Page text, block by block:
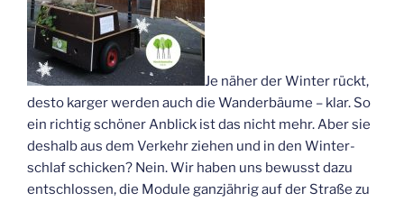
Je näher der Win­ter rückt,
des­to kar­ger wer­den auch die Wan­der­bäu­me – klar. So
ein rich­tig schö­ner Anblick ist das nicht mehr. Aber sie
des­halb aus dem Ver­kehr zie­hen und in den Win­ter­
schlaf schi­cken? Nein. Wir haben uns bewusst dazu
ent­schlos­sen, die Modu­le ganz­jäh­rig auf der Stra­ße zu